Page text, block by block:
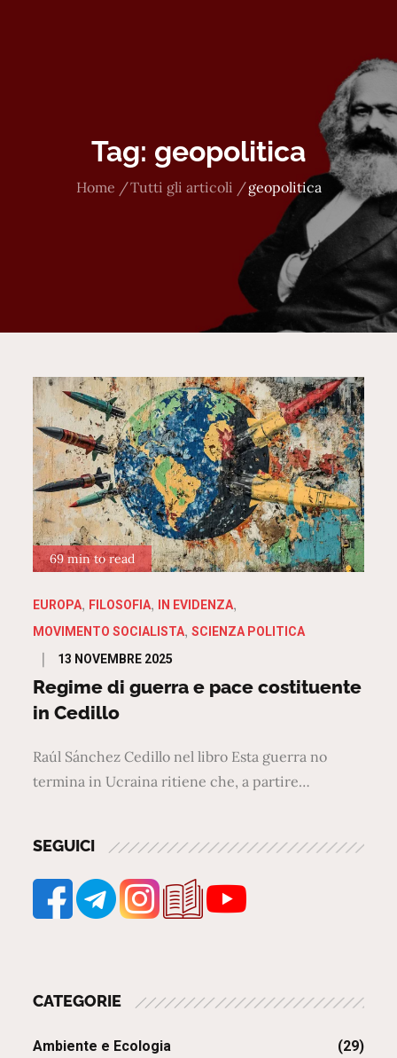
Tag: geopolitica
Home Tutti gli articoli geopolitica
69 min to read
EUROPA FILOSOFIA
IN EVIDENZA
MOVIMENTO SOCIALISTA SCIENZA POLITICA
Posted
on
13 NOVEMBRE 2025
Regime di guerra e pace costituente
in Cedillo
Raúl Sánchez Cedillo nel libro Esta guerra no
termina in Ucraina ritiene che, a partire…
SEGUICI
CATEGORIE
Ambiente e Ecologia (29)